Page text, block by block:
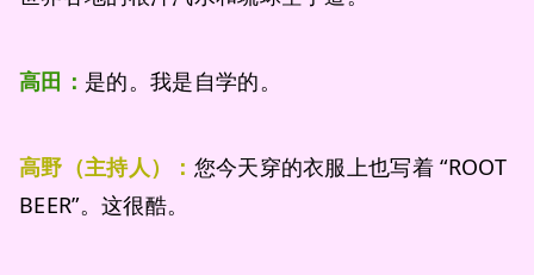
高田： 是的。我是自学的。
高野（主持人）： 您今天穿的衣服上也写着 “ROOT
BEER”。这很酷。